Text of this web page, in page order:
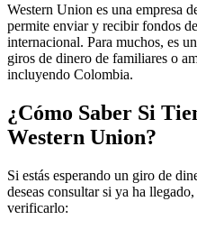
Western Union es una empresa
permite enviar y recibir fondos
internacional. Para muchos, es
giros de dinero de familiares o
incluyendo Colombia.
¿Cómo Saber Si
Western Union?
Si estás esperando un giro de
deseas consultar si ya ha
verificarlo: